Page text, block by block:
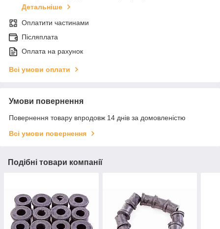
Детальніше
Оплатити частинами
Післяплата
Оплата на рахунок
Всі умови оплати
Умови повернення
Повернення товару впродовж 14 днів за домовленістю
Всі умови повернення
Подібні товари компанії